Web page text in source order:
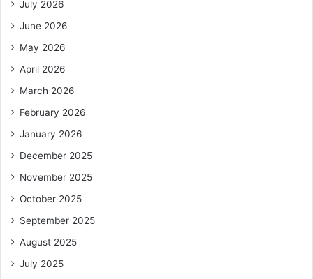
July 2026
June 2026
May 2026
April 2026
March 2026
February 2026
January 2026
December 2025
November 2025
October 2025
September 2025
August 2025
July 2025